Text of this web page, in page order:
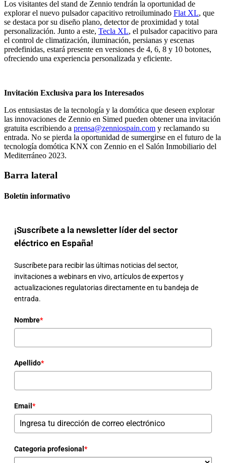
Los visitantes del stand de Zennio tendrán la oportunidad de
explorar el nuevo pulsador capacitivo retroiluminado Flat XL, que
se destaca por su diseño plano, detector de proximidad y total
personalización. Junto a este, Tecla XL, el pulsador capacitivo para
el control de climatización, iluminación, persianas y escenas
predefinidas, estará presente en versiones de 4, 6, 8 y 10 botones,
ofreciendo una experiencia personalizada y eficiente.
Invitación Exclusiva para los Interesados
Los entusiastas de la tecnología y la domótica que deseen explorar
las innovaciones de Zennio en Simed pueden obtener una invitación
gratuita escribiendo a prensa@zenniospain.com y reclamando su
entrada. No se pierda la oportunidad de sumergirse en el futuro de la
tecnología domótica KNX con Zennio en el Salón Inmobiliario del
Mediterráneo 2023.
Barra lateral
Boletín informativo
¡Suscríbete a la newsletter líder del sector
eléctrico en España!
Suscríbete para recibir las últimas noticias del sector,
invitaciones a webinars en vivo, artículos de expertos y
actualizaciones regulatorias directamente en tu bandeja de
entrada.
Nombre*
Apellido*
Email *
Categoria profesional *